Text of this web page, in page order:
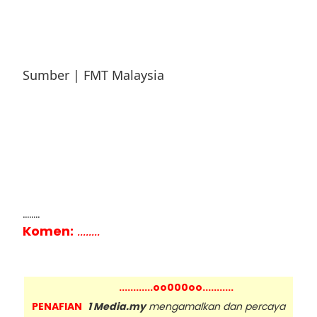
Sumber | FMT Malaysia
........
Komen: ........
............oo000oo...........
PENAFIAN 1 Media.mymengamalkan dan percaya